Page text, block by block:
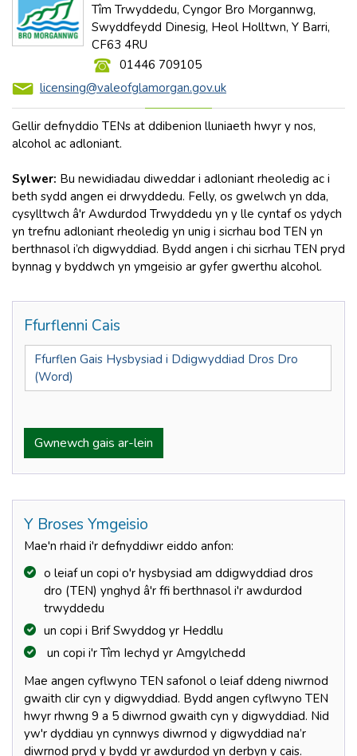
Tîm Trwyddedu, Cyngor Bro Morgannwg,
Swyddfeydd Dinesig, Heol Holltwn, Y Barri,
CF63 4RU
01446 709105
licensing@valeofglamorgan.gov.uk
Gellir defnyddio TENs at ddibenion lluniaeth hwyr y nos,
alcohol ac adloniant.
Sylwer: Bu newidiadau diweddar i adloniant rheoledig ac i
beth sydd angen ei drwyddedu. Felly, os gwelwch yn dda,
cysylltwch â'r Awdurdod Trwyddedu yn y lle cyntaf os ydych
yn trefnu adloniant rheoledig yn unig i sicrhau bod TEN yn
berthnasol i’ch digwyddiad. Bydd angen i chi sicrhau TEN pryd
bynnag y byddwch yn ymgeisio ar gyfer gwerthu alcohol.
Ffurflenni Cais
Ffurflen Gais Hysbysiad i Ddigwyddiad Dros Dro
(Word)
Gwnewch gais ar-lein
Y Broses Ymgeisio
Mae'n rhaid i'r defnyddiwr eiddo anfon:
o leiaf un copi o'r hysbysiad am ddigwyddiad dros
dro (TEN) ynghyd â'r ffi berthnasol i'r awdurdod
trwyddedu
un copi i Brif Swyddog yr Heddlu
un copi i'r Tîm Iechyd yr Amgylchedd
Mae angen cyflwyno TEN safonol o leiaf ddeng niwrnod
gwaith clir cyn y digwyddiad. Bydd angen cyflwyno TEN
hwyr rhwng 9 a 5 diwrnod gwaith cyn y digwyddiad. Nid
yw'r dyddiau yn cynnwys diwrnod y digwyddiad na’r
diwrnod pryd y bydd yr awdurdod yn derbyn y cais.